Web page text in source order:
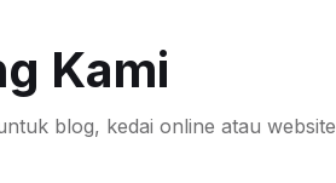
Kami
blog, kedai online atau website